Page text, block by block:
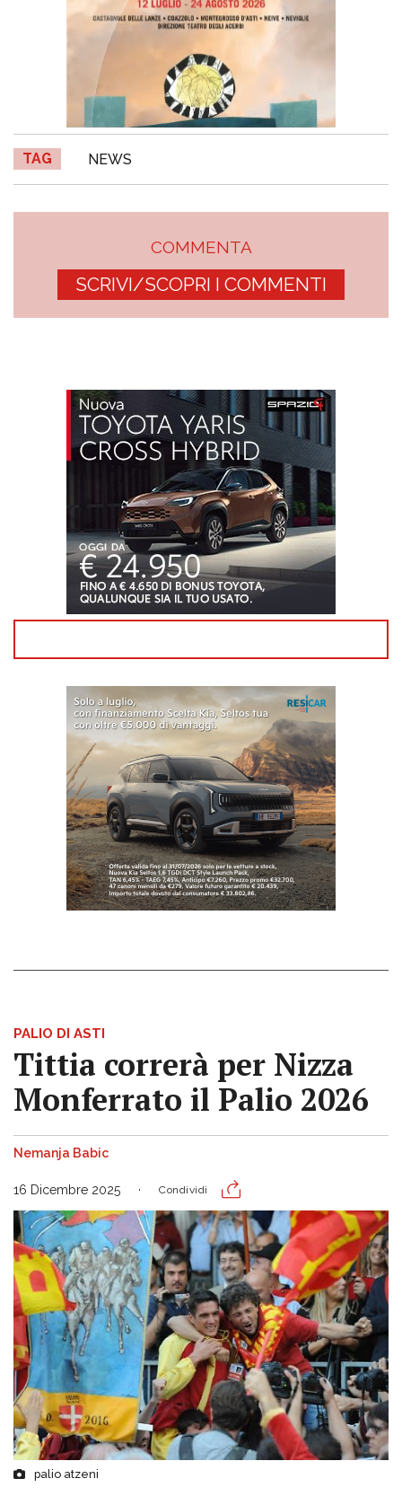
TAG NEWS
COMMENTA
SCRIVI/SCOPRI I COMMENTI
PALIO DI ASTI
Tittia correrà per Nizza
Monferrato il Palio 2026
Nemanja Babic
16 Dicembre 2025 Condividi
palio atzeni